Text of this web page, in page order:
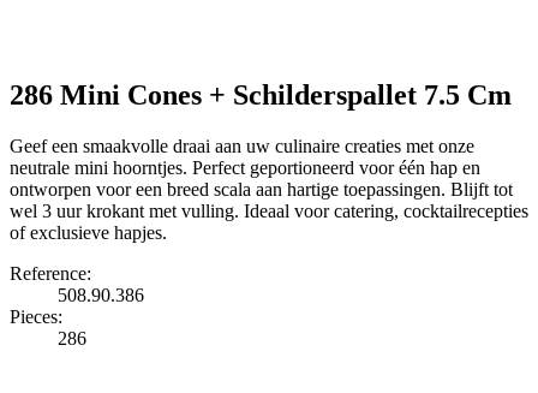
286 Mini Cones + Schilderspallet 7.5 Cm
Geef een smaakvolle draai aan uw culinaire creaties met onze
neutrale mini hoorntjes. Perfect geportioneerd voor één hap en
ontworpen voor een breed scala aan hartige toepassingen. Blijft tot
wel 3 uur krokant met vulling. Ideaal voor catering, cocktailrecepties
of exclusieve hapjes.
Reference:
508.90.386
Pieces:
286